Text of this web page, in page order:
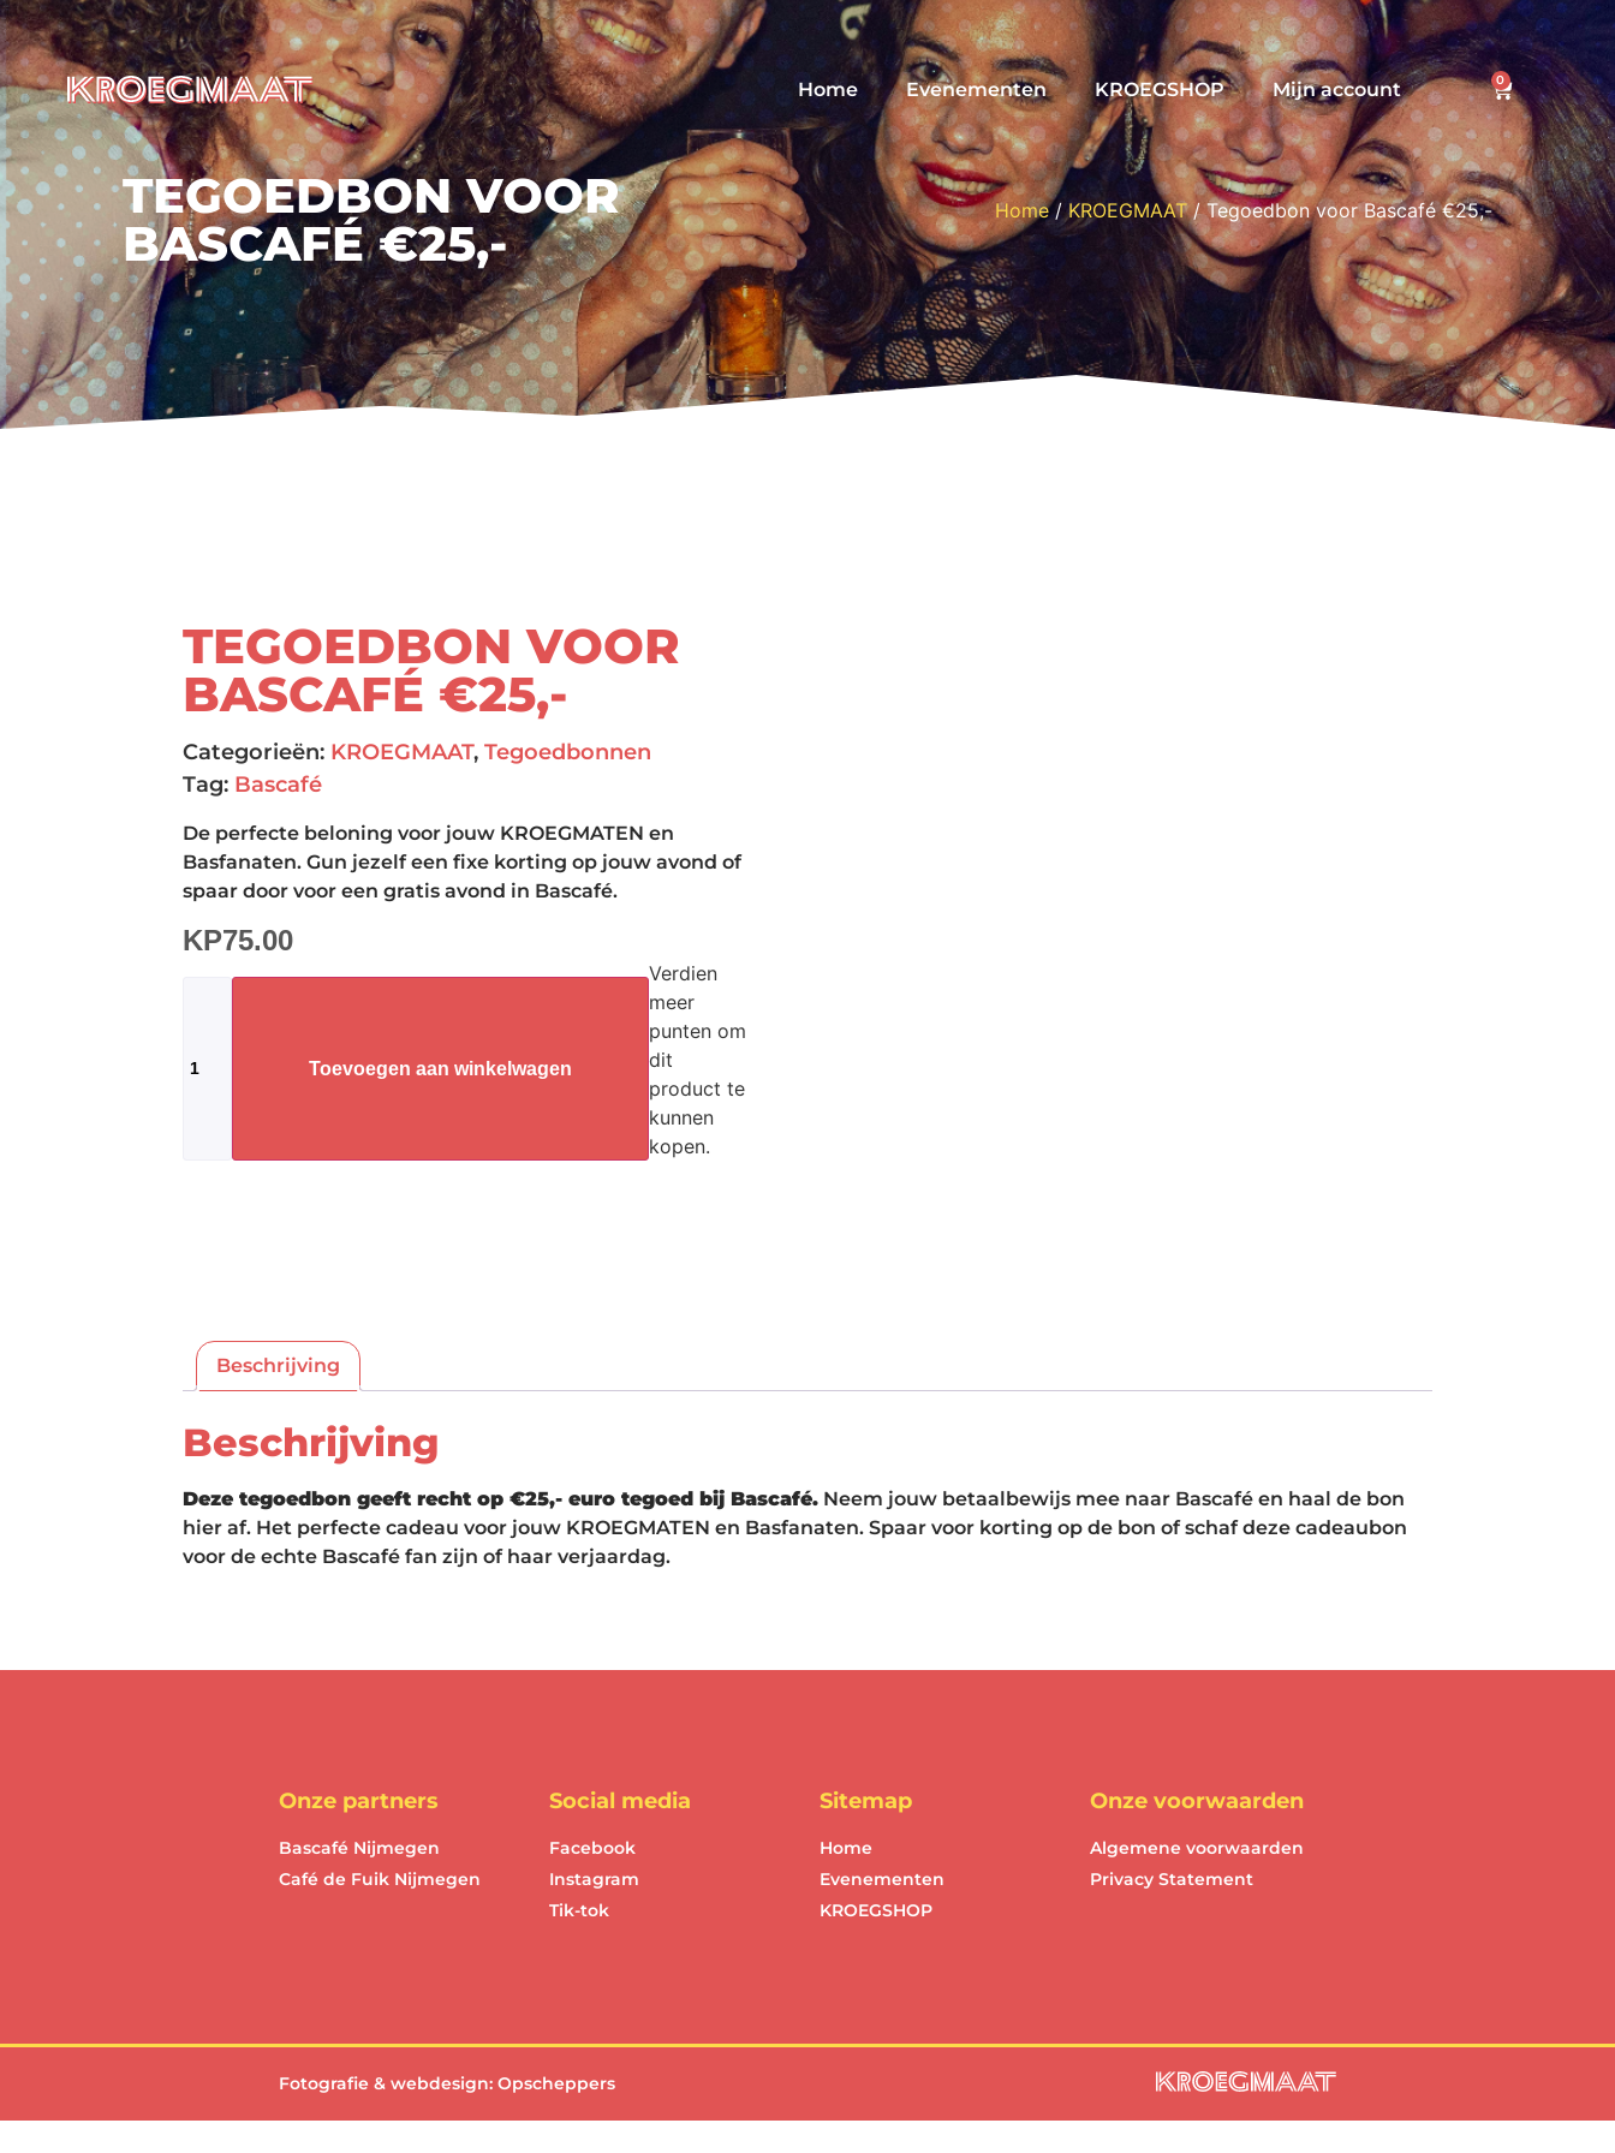
Home Evenementen KROEGSHOP Mijn account 0
TEGOEDBON VOOR
BASCAFÉ €25,-
Home/KROEGMAAT/ Tegoedbon voor Bascafé €25,-
TEGOEDBON VOOR
BASCAFÉ €25,-
Categorieën: KROEGMAAT, Tegoedbonnen
Tag: Bascafé
De perfecte beloning voor jouw KROEGMATEN en
Basfanaten. Gun jezelf een fixe korting op jouw avond of
spaar door voor een gratis avond in Bascafé.
KP75.00
Toevoegen aan winkelwagen
Verdien
meer
punten om
dit
product te
kunnen
kopen.
Beschrijving
Beschrijving
Deze tegoedbon geeft recht op €25,- euro tegoed bij Bascafé. Neem jouw betaalbewijs mee naar Bascafé en haal de bon
hier af. Het perfecte cadeau voor jouw KROEGMATEN en Basfanaten. Spaar voor korting op de bon of schaf deze cadeaubon
voor de echte Bascafé fan zijn of haar verjaardag.
Onze partners
Bascafé Nijmegen
Café de Fuik Nijmegen
Social media
Facebook
Instagram
Tik-tok
Sitemap
Home
Evenementen
KROEGSHOP
Onze voorwaarden
Algemene voorwaarden
Privacy Statement
Fotografie & webdesign: Opscheppers